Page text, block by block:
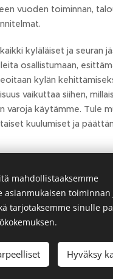
vuoden toiminnan,
kyläläiset ja seuran
osallistumaan,
kylän
vaikuttaa siihen,
varoja käytämme. Tule
kuulumiset ja
Webnodella
mahdollistaaksemme
asianmukaisen toiminnan
tarjotaksemme sinulle
Hyväksy